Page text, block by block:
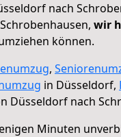
nach
wir
können.
,
in Düsseldorf,
Düsseldorf nach
Minuten